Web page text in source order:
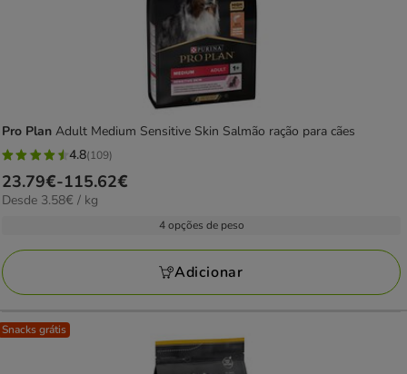
Pro Plan Adult Medium Sensitive Skin Salmão ração para cães
4.8
estrelas
com
avaliações
4.8(109)
Preço
de
115.62€
23.79€-115.62€
3.58€
Desde 3.58€ / kg
4 opções de peso
Adicionar
Snacks grátis